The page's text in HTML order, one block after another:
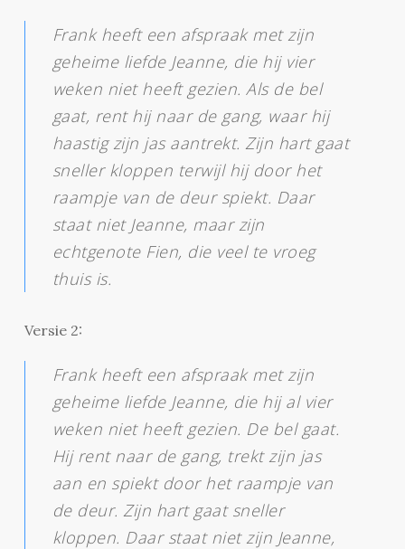
Frank heeft een afspraak met zijn
geheime liefde Jeanne, die hij vier
weken niet heeft gezien. Als de bel
gaat, rent hij naar de gang, waar hij
haastig zijn jas aantrekt. Zijn hart gaat
sneller kloppen terwijl hij door het
raampje van de deur spiekt. Daar
staat niet Jeanne, maar zijn
echtgenote Fien, die veel te vroeg
thuis is.
Versie 2:
Frank heeft een afspraak met zijn
geheime liefde Jeanne, die hij al vier
weken niet heeft gezien. De bel gaat.
Hij rent naar de gang, trekt zijn jas
aan en spiekt door het raampje van
de deur. Zijn hart gaat sneller
kloppen. Daar staat niet zijn Jeanne,